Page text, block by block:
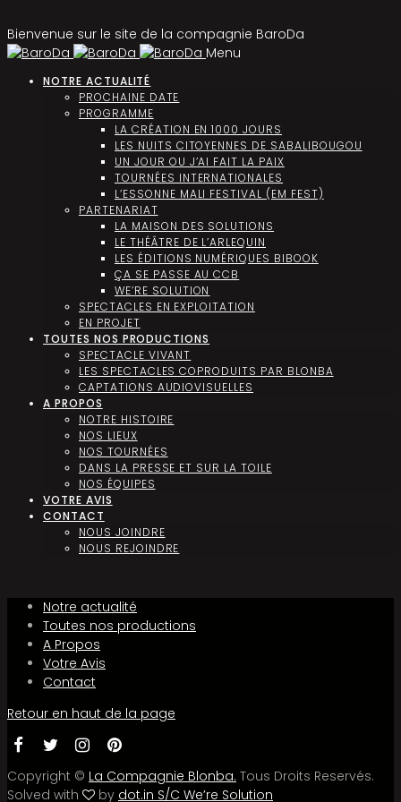
Bienvenue sur le site de la compagnie BaroDa
Menu
NOTRE ACTUALITÉ
PROCHAINE DATE
PROGRAMME
LA CRÉATION EN 1000 JOURS
LES NUITS CITOYENNES DE SABALIBOUGOU
UN JOUR OU J’AI FAIT LA PAIX
TOURNÉES INTERNATIONALES
L’ESSONNE MALI FESTIVAL (EM FEST)
PARTENARIAT
LA MAISON DES SOLUTIONS
LE THÉÂTRE DE L’ARLEQUIN
LES ÉDITIONS NUMÉRIQUES BIBOOK
ÇA SE PASSE AU CCB
WE’RE SOLUTION
SPECTACLES EN EXPLOITATION
EN PROJET
TOUTES NOS PRODUCTIONS
SPECTACLE VIVANT
LES SPECTACLES COPRODUITS PAR BLONBA
CAPTATIONS AUDIOVISUELLES
A PROPOS
NOTRE HISTOIRE
NOS LIEUX
NOS TOURNÉES
DANS LA PRESSE ET SUR LA TOILE
NOS ÉQUIPES
VOTRE AVIS
CONTACT
NOUS JOINDRE
NOUS REJOINDRE
Notre actualité
Toutes nos productions
A Propos
Votre Avis
Contact
Retour en haut de la page
Copyright © La Compagnie Blonba. Tous Droits Reservés.
Solved with
by dot.in S/C We’re Solution